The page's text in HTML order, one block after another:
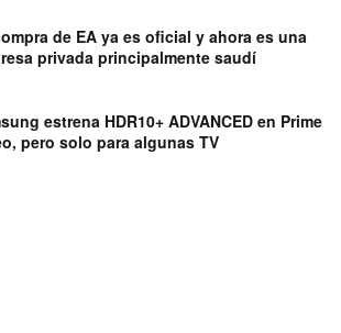
de EA ya es oficial y ahora es una
privada principalmente saudí
estrena HDR10+ ADVANCED en Prime
pero solo para algunas TV